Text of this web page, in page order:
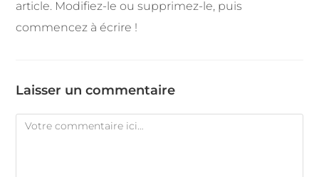
article. Modifiez-le ou supprimez-le, puis
commencez à écrire !
Laisser un commentaire